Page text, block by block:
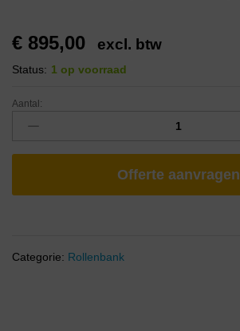
€ 895,00 excl. btw
Status: 1 op voorraad
Aantal:
Offerte aanvragen
Categorie: Rollenbank